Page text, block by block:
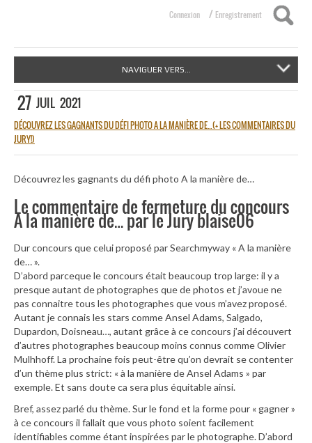
Connexion / Enregistrement
NAVIGUER VERS...
27 JUIL 2021
DÉCOUVREZ LES GAGNANTS DU DÉFI PHOTO A LA MANIÈRE DE…(+ LES COMMENTAIRES DU
JURY!)
Découvrez les gagnants du défi photo A la manière de…
Le commentaire de fermeture du concours
A la manière de… par le Jury blaise06
Dur concours que celui proposé par Searchmyway « A la manière
de… ».
D’abord parceque le concours était beaucoup trop large: il y a
presque autant de photographes que de photos et j’avoue ne
pas connaitre tous les photographes que vous m’avez proposé.
Autant je connais les stars comme Ansel Adams, Salgado,
Dupardon, Doisneau…, autant grâce à ce concours j’ai découvert
d’autres photographes beaucoup moins connus comme Olivier
Mulhhoff. La prochaine fois peut-être qu’on devrait se contenter
d’un thème plus strict: « à la manière de Ansel Adams » par
exemple. Et sans doute ca sera plus équitable ainsi.
Bref, assez parlé du thème. Sur le fond et la forme pour « gagner »
à ce concours il fallait que vous photo soient facilement
identifiables comme étant inspirées par le photographe. D’abord